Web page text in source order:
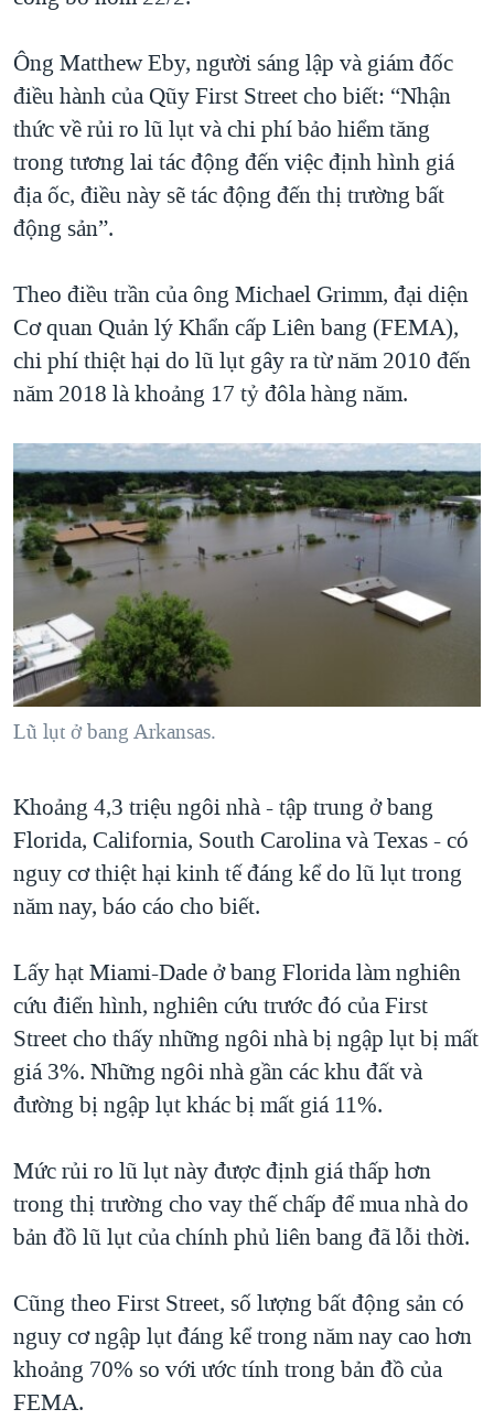
Ông Matthew Eby, người sáng lập và giám đốc
điều hành của Qũy First Street cho biết: “Nhận
thức về rủi ro lũ lụt và chi phí bảo hiểm tăng
trong tương lai tác động đến việc định hình giá
địa ốc, điều này sẽ tác động đến thị trường bất
động sản”.
Theo điều trần của ông Michael Grimm, đại diện
Cơ quan Quản lý Khẩn cấp Liên bang (FEMA),
chi phí thiệt hại do lũ lụt gây ra từ năm 2010 đến
năm 2018 là khoảng 17 tỷ đôla hàng năm.
Lũ lụt ở bang Arkansas.
Khoảng 4,3 triệu ngôi nhà - tập trung ở bang
Florida, California, South Carolina và Texas - có
nguy cơ thiệt hại kinh tế đáng kể do lũ lụt trong
năm nay, báo cáo cho biết.
Lấy hạt Miami-Dade ở bang Florida làm nghiên
cứu điển hình, nghiên cứu trước đó của First
Street cho thấy những ngôi nhà bị ngập lụt bị mất
giá 3%. Những ngôi nhà gần các khu đất và
đường bị ngập lụt khác bị mất giá 11%.
Mức rủi ro lũ lụt này được định giá thấp hơn
trong thị trường cho vay thế chấp để mua nhà do
bản đồ lũ lụt của chính phủ liên bang đã lỗi thời.
Cũng theo First Street, số lượng bất động sản có
nguy cơ ngập lụt đáng kể trong năm nay cao hơn
khoảng 70% so với ước tính trong bản đồ của
FEMA.